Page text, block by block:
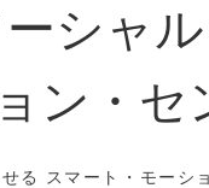
シャ
ン・セ
る スマート・モーシ